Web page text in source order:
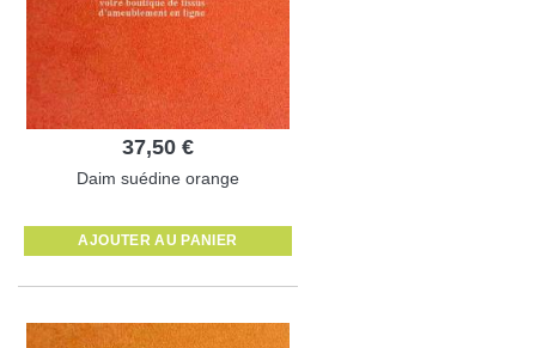
37,50 €
Daim suédine orange
AJOUTER AU PANIER